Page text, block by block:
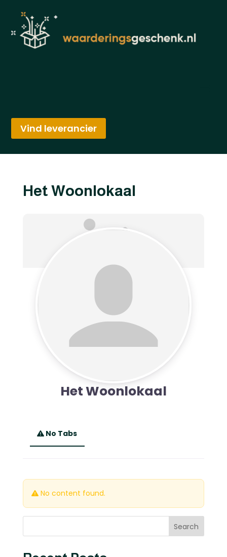
Vind leverancier
Het Woonlokaal
Het Woonlokaal
No Tabs
No content found.
Search